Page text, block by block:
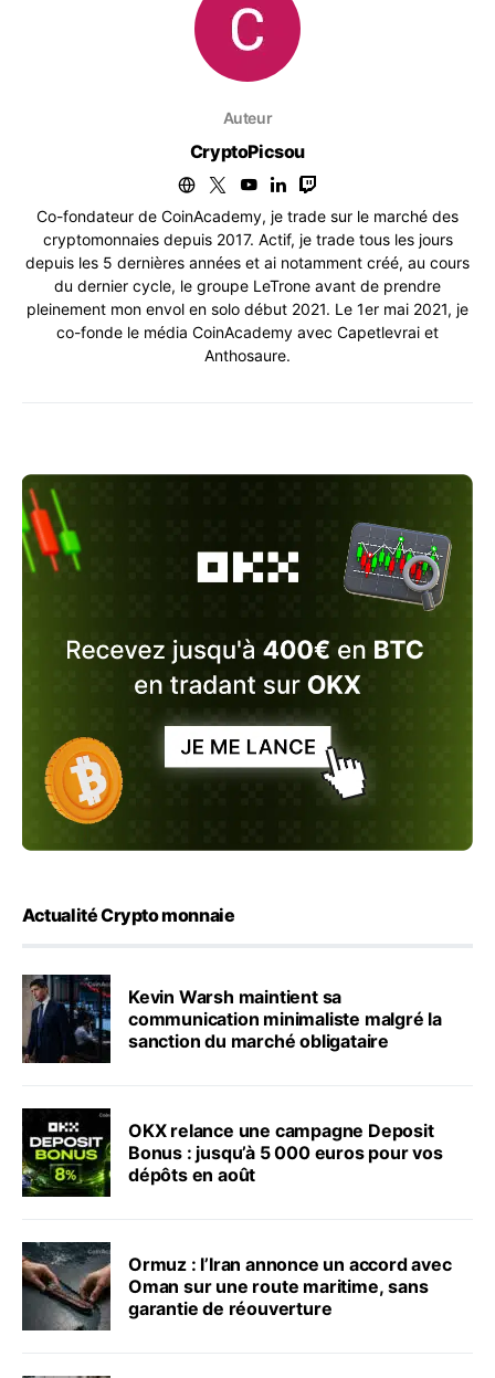
Auteur
CryptoPicsou
Co-fondateur de CoinAcademy, je trade sur le marché des
cryptomonnaies depuis 2017. Actif, je trade tous les jours
depuis les 5 dernières années et ai notamment créé, au cours
du dernier cycle, le groupe LeTrone avant de prendre
pleinement mon envol en solo début 2021. Le 1er mai 2021, je
co-fonde le média CoinAcademy avec Capetlevrai et
Anthosaure.
Actualité Crypto monnaie
Kevin Warsh maintient sa
communication minimaliste malgré la
sanction du marché obligataire
OKX relance une campagne Deposit
Bonus : jusqu’à 5 000 euros pour vos
dépôts en août
Ormuz : l’Iran annonce un accord avec
Oman sur une route maritime, sans
garantie de réouverture